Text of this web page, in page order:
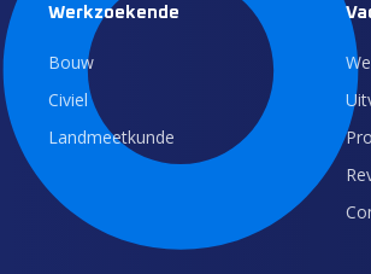
Werkzoekende
Bouw
Civiel
Landmeetkunde